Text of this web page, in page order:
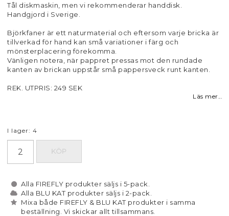
Tål diskmaskin, men vi rekommenderar handdisk.
Handgjord i Sverige.
Björkfaner är ett naturmaterial och eftersom varje bricka är
tillverkad för hand kan små variationer i färg och
mönsterplacering förekomma.
Vänligen notera, när pappret pressas mot den rundade
kanten av brickan uppstår små pappersveck runt kanten.
REK. UTPRIS: 249 SEK
Läs mer...
I lager: 4
KÖP
Alla FIREFLY produkter säljs i 5-pack.
Alla BLU KAT produkter säljs i 2-pack.
Mixa både FIREFLY & BLU KAT produkter i samma
beställning. Vi skickar allt tillsammans.